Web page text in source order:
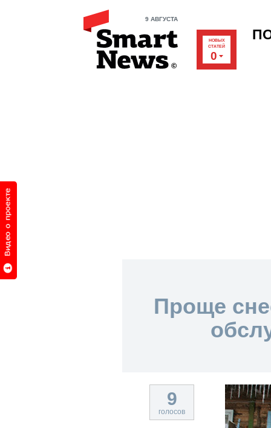
9 АВГУСТА
НОВЫХ
СТАТЕЙ
0
Проще
9
голосов